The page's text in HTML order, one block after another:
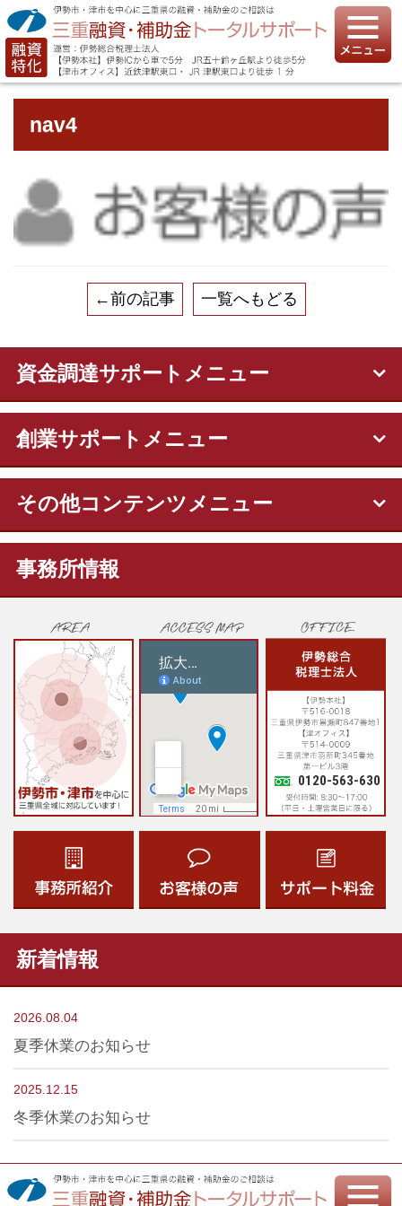
nav4
←前の記事 一覧へもどる
資金調達サポートメニュー
創業サポートメニュー
その他コンテンツメニュー
事務所情報
0120-563-630
新着情報
2026.08.04
夏季休業のお知らせ
2025.12.15
冬季休業のお知らせ